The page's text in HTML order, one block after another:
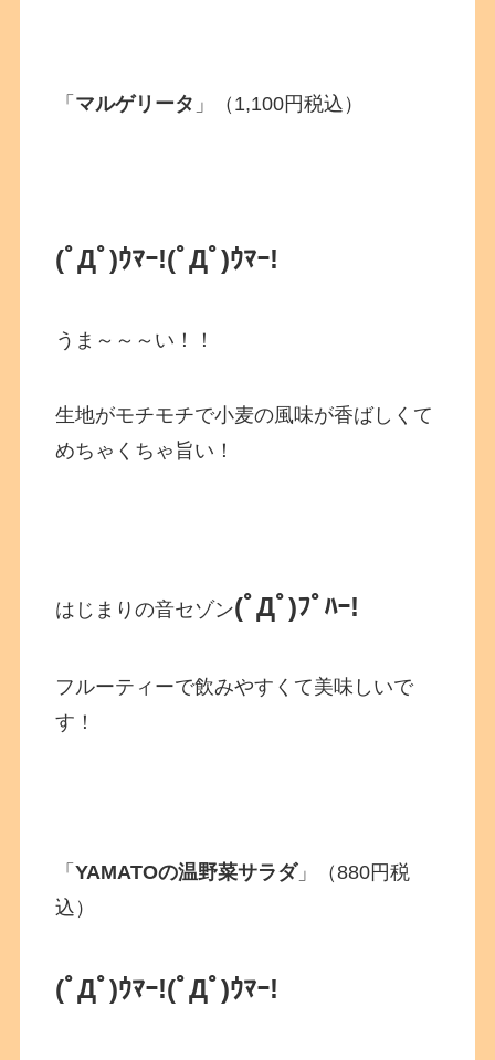
「 マルゲリータ 」（1,100円税込）
(ﾟДﾟ)ｳﾏｰ!(ﾟДﾟ)ｳﾏｰ!
うま～～～い！！
生地がモチモチで小麦の風味が香ばしくて
めちゃくちゃ旨い！
はじまりの音セゾン(ﾟДﾟ)ﾌﾟﾊｰ!
フルーティーで飲みやすくて美味しいで
す！
「YAMATOの温野菜サラダ」（880円税
込）
(ﾟДﾟ)ｳﾏｰ!(ﾟДﾟ)ｳﾏｰ!